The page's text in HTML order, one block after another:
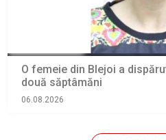
O femeie din Blejoi a
două săptâmăni
06.08.2026